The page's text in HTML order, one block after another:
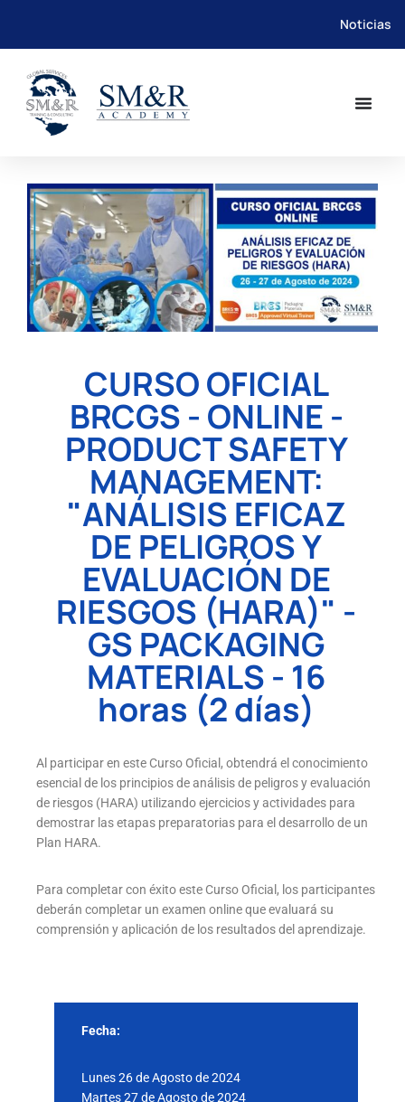
Saltar
contenido
Noticias
CURSO OFICIAL
BRCGS - ONLINE -
PRODUCT SAFETY
MANAGEMENT:
"ANÁLISIS EFICAZ
DE PELIGROS Y
EVALUACIÓN DE
RIESGOS (HARA)" -
GS PACKAGING
MATERIALS - 16
horas (2 días)
Al participar en este Curso Oficial, obtendrá el conocimiento
esencial de los principios de análisis de peligros y evaluación
de riesgos (HARA) utilizando ejercicios y actividades para
demostrar las etapas preparatorias para el desarrollo de un
Plan HARA.
Para completar con éxito este Curso Oficial, los participantes
deberán completar un examen online que evaluará su
comprensión y aplicación de los resultados del aprendizaje.
Fecha:
Lunes 26 de Agosto de 2024
Martes 27 de Agosto de 2024